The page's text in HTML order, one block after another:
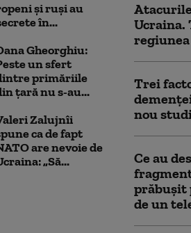
și ruși au
în...
Gheorghiu:
un sfert
primăriile
țară nu s-au...
Zalujnîi
ca de fapt
are nevoie de
„Să...
Ucraina.
Trei
nou
Ce au
prăbușit
de un